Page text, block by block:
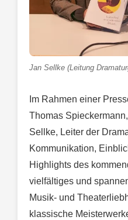
Jan Sellke (Leitung
Im Rahmen einer
Thomas
Sellke, Leiter der
Kommunikation,
Highlights des
vielfältiges und
Musik- und
klassische